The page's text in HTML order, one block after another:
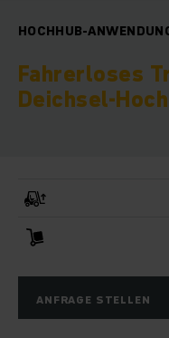
HOCHHUB-
Fahrerloses
Deichsel-
ANFRAGE STELLEN